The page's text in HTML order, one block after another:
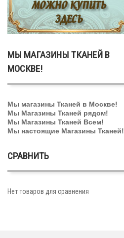
МЫ МАГАЗИНЫ ТКАНЕЙ В
МОСКВЕ!
Мы магазины Тканей в Москве!
Мы Магазины Тканей рядом!
Мы Магазины Тканей Всем!
Мы настоящие Магазины Тканей!
СРАВНИТЬ
Нет товаров для сравнения